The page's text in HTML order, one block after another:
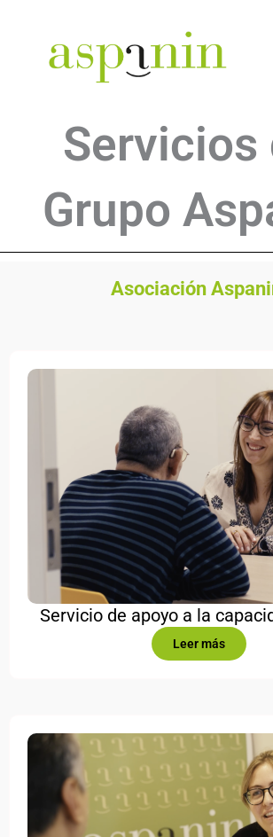
contenido
Servicios
Grupo
Asociación
Servicio de apoyo a la
Leer más